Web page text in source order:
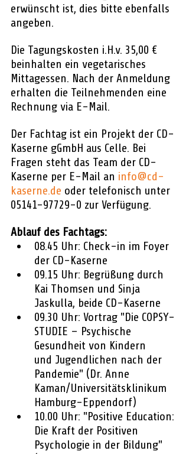
erwünscht ist, dies bitte ebenfalls
angeben.
Die Tagungskosten i.H.v. 35,00 €
beinhalten ein vegetarisches
Mittagessen. Nach der Anmeldung
erhalten die Teilnehmenden eine
Rechnung via E-Mail.
Der Fachtag ist ein Projekt der CD-
Kaserne gGmbH aus Celle. Bei
Fragen steht das Team der CD-
Kaserne per E-Mail an info@cd-
kaserne.de oder telefonisch unter
05141-97729-0 zur Verfügung.
Ablauf des Fachtags:
08.45 Uhr: Check-in im Foyer
der CD-Kaserne
09.15 Uhr: Begrüßung durch
Kai Thomsen und Sinja
Jaskulla, beide CD-Kaserne
09.30 Uhr: Vortrag "Die COPSY-
STUDIE – Psychische
Gesundheit von Kindern
und Jugendlichen nach der
Pandemie" (Dr. Anne
Kaman/Universitätsklinikum
Hamburg-Eppendorf)
10.00 Uhr: "Positive Education:
Die Kraft der Positiven
Psychologie in der Bildung"